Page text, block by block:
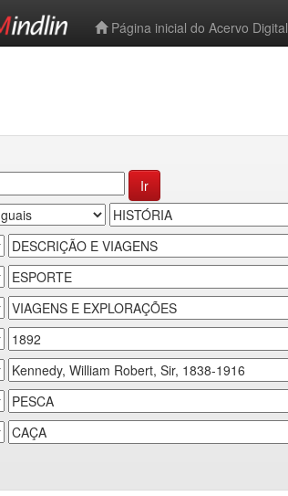
Página inicial do Acervo Digital